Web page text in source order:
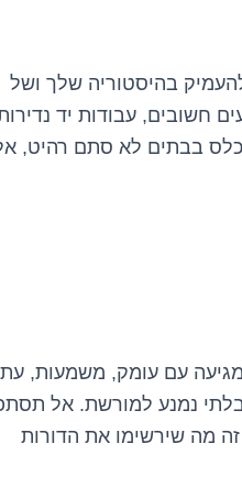
בהיסטוריה שלך ושל
חשובים, עבודות יד
בבתים לא סתם רהיט,
עם עומק, משמעות,
נמנע למורשת. אל
מה שירשימו את הדורות